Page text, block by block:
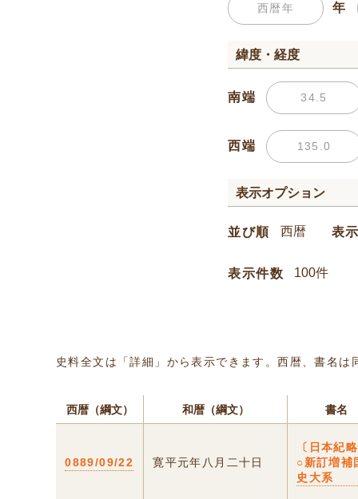
年
緯度・経度
南端
西端
表示オプション
並び順 表
表示件数
史料全文は「詳細」から表示できます。西暦、書名
西暦（綱文） 和暦（綱文） 書名
0889/09/22 寛平元年八月二十日
〔日本紀
○新訂増補
史大系